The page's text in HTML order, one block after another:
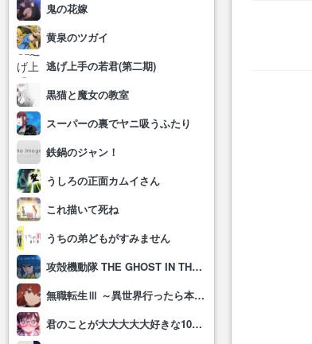
鬼の花嫁
黄泉のツガイ
逃げ上手の若君(第二期)
黒猫と魔女の教室
スーパーの裏でヤニ吸うふたり
鉄鍋のジャン！
うしろの正面カムイさん
これ描いて死ね
うちの弟どもがすみません
攻殻機動隊 THE GHOST IN THE SHELL
無職転生Ⅲ ～異世界行ったら本気だす～
君のことが大大大大大好きな100人の彼女(第3期)